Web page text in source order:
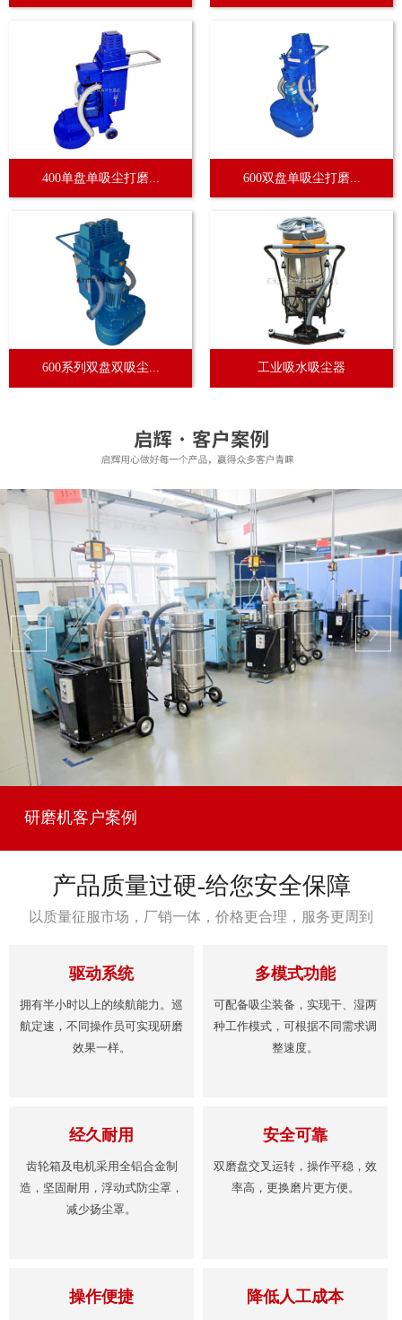
400单盘单吸尘打磨... 600双盘单吸尘打磨...
600系列双盘双吸尘... 工业吸水吸尘器
研磨机客户案例
产品质量过硬-给您安全保障
以质量征服市场，厂销一体，价格更合理，服务更周到
驱动系统
拥有半小时以上的续航能力。巡
航定速，不同操作员可实现研磨
效果一样。
多模式功能
可配备吸尘装备，实现干、湿两
种工作模式，可根据不同需求调
整速度。
经久耐用
齿轮箱及电机采用全铝合金制
造，坚固耐用，浮动式防尘罩，
减少扬尘罩。
安全可靠
双磨盘交叉运转，操作平稳，效
率高，更换磨片更方便。
操作便捷 降低人工成本